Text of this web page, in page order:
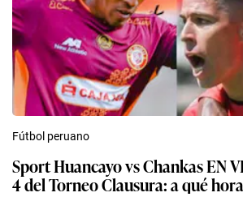
Fútbol peruano
Sport Huancayo vs Chankas EN
4 del Torneo Clausura: a qué